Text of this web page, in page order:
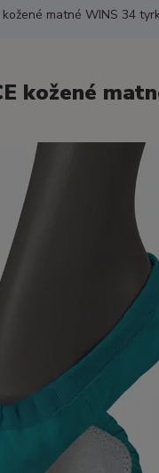
matné WINS 34
kožené